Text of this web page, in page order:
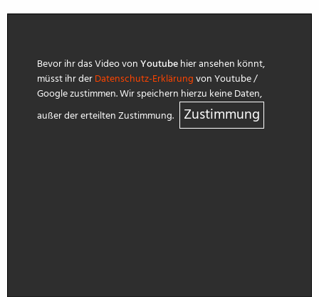
Bevor ihr das Video vonYoutubehier ansehen könnt,
müsst ihr derDatenschutz-Erklärungvon Youtube /
Google zustimmen. Wir speichern hierzu keine Daten,
außer der erteilten Zustimmung.
Zustimmung